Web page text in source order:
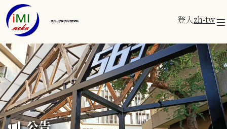
成功大學醫學資訊研究所
Institute of Medical Informatics 登入zh-tw